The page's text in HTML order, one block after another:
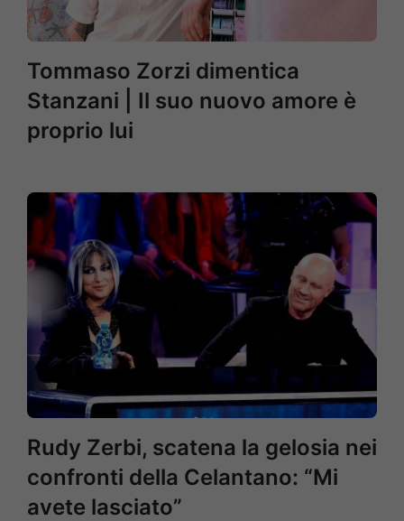
Tommaso Zorzi dimentica
Stanzani | Il suo nuovo amore è
proprio lui
Rudy Zerbi, scatena la gelosia nei
confronti della Celantano: “Mi
avete lasciato”